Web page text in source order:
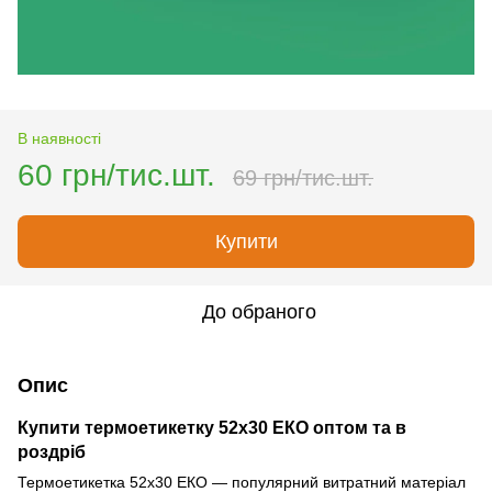
В наявності
60 грн/тис.шт. 69 грн/тис.шт.
Купити
До обраного
Опис
Купити термоетикетку 52х30 ЕКО оптом та в
роздріб
Термоетикетка 52х30 ЕКО — популярний витратний матеріал